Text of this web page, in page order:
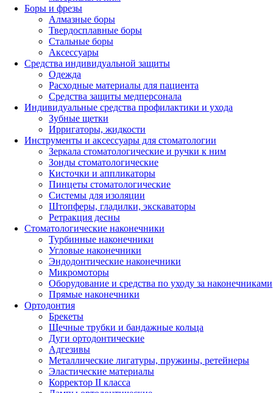
Боры и фрезы
Алмазные боры
Твердосплавные боры
Стальные боры
Аксессуары
Средства индивидуальной защиты
Одежда
Расходные материалы для пациента
Средства защиты медперсонала
Индивидуальные средства профилактики и ухода
Зубные щетки
Ирригаторы, жидкости
Инструменты и аксессуары для стоматологии
Зеркала стоматологические и ручки к ним
Зонды стоматологические
Кисточки и аппликаторы
Пинцеты стоматологические
Системы для изоляции
Штопферы, гладилки, экскаваторы
Ретракция десны
Стоматологические наконечники
Турбинные наконечники
Угловые наконечники
Эндодонтические наконечники
Микромоторы
Оборудование и средства по уходу за наконечниками
Прямые наконечники
Ортодонтия
Брекеты
Щечные трубки и бандажные кольца
Дуги ортодонтические
Адгезивы
Металлические лигатуры, пружины, ретейнеры
Эластические материалы
Корректор II класса